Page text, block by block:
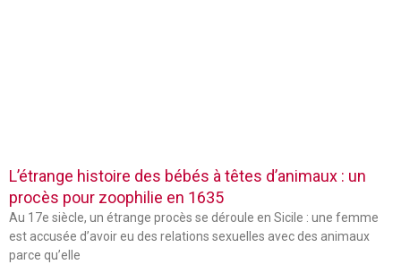
L’étrange histoire des bébés à têtes d’animaux : un
procès pour zoophilie en 1635
Au 17e siècle, un étrange procès se déroule en Sicile : une femme
est accusée d’avoir eu des relations sexuelles avec des animaux
parce qu’elle